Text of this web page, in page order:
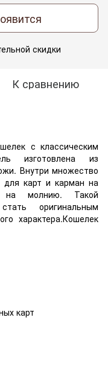
скидки
К сравнению
с классическим
изготовлена из
Внутри множество
карт и карман на
на молнию. Такой
оригинальным
характера.Кошелек
карт